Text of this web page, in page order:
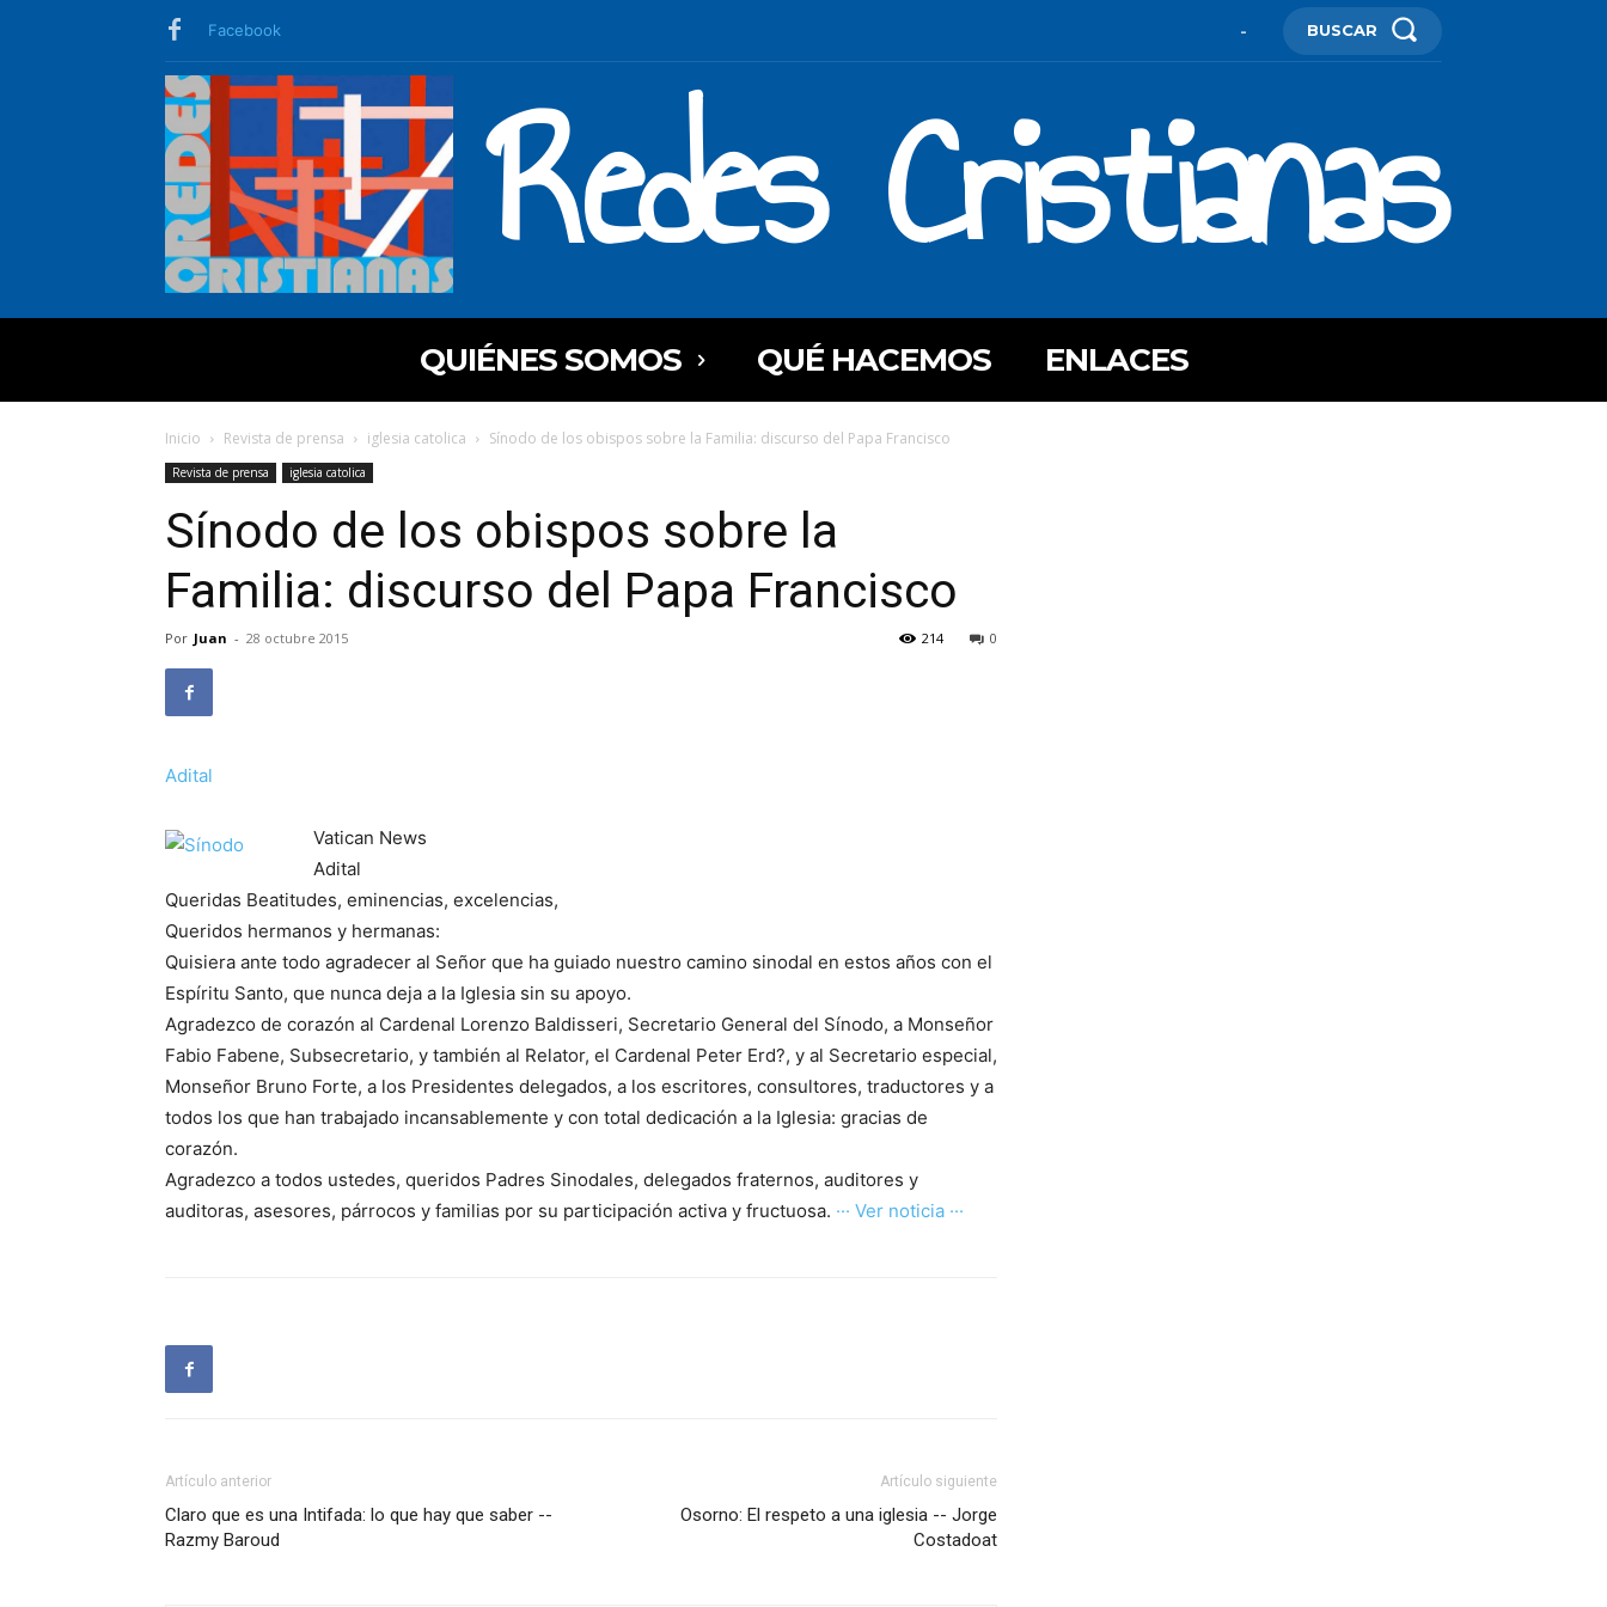
Facebook - BUSCAR
Redes Cristianas
QUIÉNES SOMOS QUÉ HACEMOS ENLACES
Inicio Revista de prensa iglesia catolica Sínodo de los obispos sobre la Familia: discurso del Papa Francisco
Revista de prensa iglesia catolica
Sínodo de los obispos sobre la
Familia: discurso del Papa Francisco
Por Juan - 28 octubre 2015 0
214
Adital
Vatican News
Adital
Queridas Beatitudes, eminencias, excelencias,
Queridos hermanos y hermanas:
Quisiera ante todo agradecer al Señor que ha guiado nuestro camino sinodal en estos años con el
Espíritu Santo, que nunca deja a la Iglesia sin su apoyo.
Agradezco de corazón al Cardenal Lorenzo Baldisseri, Secretario General del Sínodo, a Monseñor
Fabio Fabene, Subsecretario, y también al Relator, el Cardenal Peter Erd?, y al Secretario especial,
Monseñor Bruno Forte, a los Presidentes delegados, a los escritores, consultores, traductores y a
todos los que han trabajado incansablemente y con total dedicación a la Iglesia: gracias de
corazón.
Agradezco a todos ustedes, queridos Padres Sinodales, delegados fraternos, auditores y
auditoras, asesores, párrocos y familias por su participación activa y fructuosa. ··· Ver noticia ···
Artículo anterior
Claro que es una Intifada: lo que hay que saber --
Razmy Baroud
Artículo siguiente
Osorno: El respeto a una iglesia -- Jorge
Costadoat